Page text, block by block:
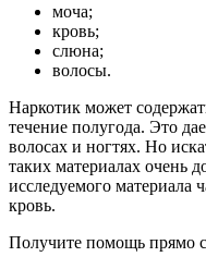
моча;
кровь;
слюна;
волосы.
Наркотик может
течение полугода. Это
волосах и ногтях. Но
таких материалах очень
исследуемого материала
кровь.
Получите помощь прямо